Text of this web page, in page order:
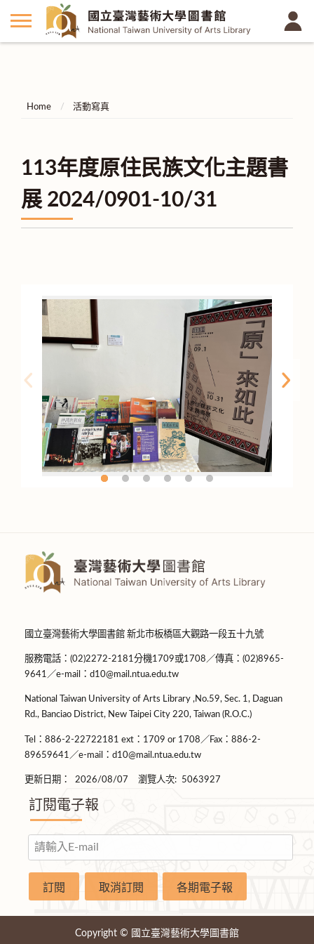
Home 活動寫真
113年度原住民族文化主題書
展 2024/0901-10/31
國立臺灣藝術大學圖書館 新北市板橋區大觀路一段五十九號
服務電話：(02)2272-2181分機1709或1708／傳真：(02)8965-
9641／e-mail：d10@mail.ntua.edu.tw
National Taiwan University of Arts Library ,No.59, Sec. 1, Daguan
Rd., Banciao District, New Taipei City 220, Taiwan (R.O.C.)
Tel：886-2-22722181 ext：1709 or 1708／Fax：886-2-
89659641／e-mail：d10@mail.ntua.edu.tw
更新日期： 2026/08/07 瀏覽人次: 5063927
訂閱電子報
Copyright © 國立臺灣藝術大學圖書館